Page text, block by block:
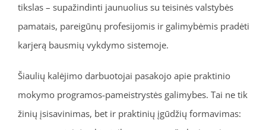
tikslas – supažindinti jaunuolius su teisinės valstybės
pamatais, pareigūnų profesijomis ir galimybėmis pradėti
karjerą bausmių vykdymo sistemoje.
Šiaulių kalėjimo darbuotojai pasakojo apie praktinio
mokymo programos-pameistrystės galimybes. Tai ne tik
žinių įsisavinimas, bet ir praktinių įgūdžių formavimas: